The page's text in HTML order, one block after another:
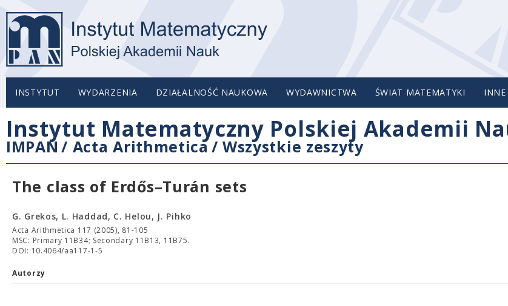
INSTYTUT WYDARZENIA DZIAŁALNOŚĆ NAUKOWA WYDAWNICTWA ŚWIAT MATEMATYKI INNE
Instytut Matematyczny Polskiej Akademii
IMPAN / Acta Arithmetica/ Wszystkie zeszyty
The class of Erdős–Turán sets
G. Grekos, L. Haddad, C. Helou, J. Pihko
Acta Arithmetica 117 (2005), 81-105
MSC: Primary 11B34; Secondary 11B13, 11B75.
DOI: 10.4064/aa117-1-5
Autorzy